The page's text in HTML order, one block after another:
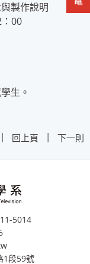
製作說明
00
生。
回上頁 | 下一則
5014
1段59號